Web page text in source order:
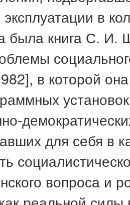
эксплуатации в
была книга С. И.
в которой
для себя в
вопроса и